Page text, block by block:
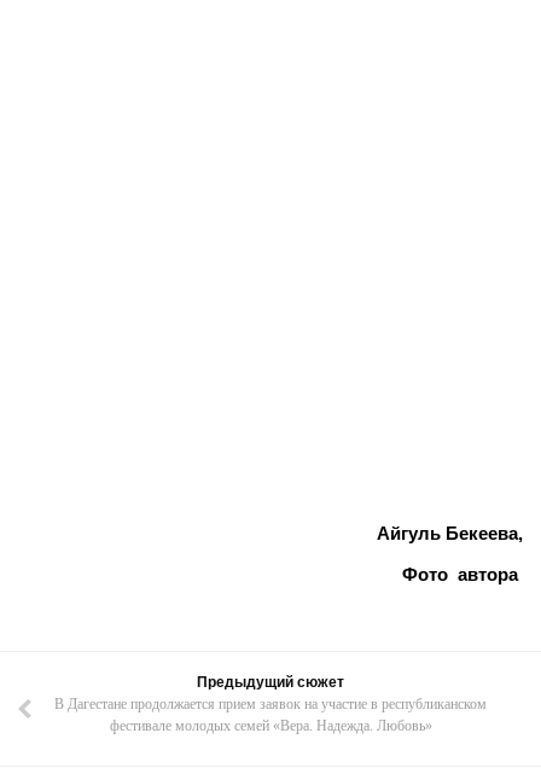
Айгуль Бекеева,
Фото автора
Предыдущий сюжет
В Дагестане продолжается прием заявок на участие в республиканском
фестивале молодых семей «Вера. Надежда. Любовь»